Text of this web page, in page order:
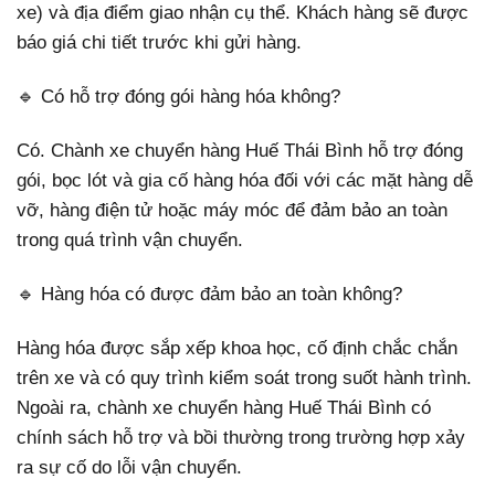
xe) và địa điểm giao nhận cụ thể. Khách hàng sẽ được
báo giá chi tiết trước khi gửi hàng.
🔹 Có hỗ trợ đóng gói hàng hóa không?
Có. Chành xe chuyển hàng Huế Thái Bình hỗ trợ đóng
gói, bọc lót và gia cố hàng hóa đối với các mặt hàng dễ
vỡ, hàng điện tử hoặc máy móc để đảm bảo an toàn
trong quá trình vận chuyển.
🔹 Hàng hóa có được đảm bảo an toàn không?
Hàng hóa được sắp xếp khoa học, cố định chắc chắn
trên xe và có quy trình kiểm soát trong suốt hành trình.
Ngoài ra, chành xe chuyển hàng Huế Thái Bình có
chính sách hỗ trợ và bồi thường trong trường hợp xảy
ra sự cố do lỗi vận chuyển.